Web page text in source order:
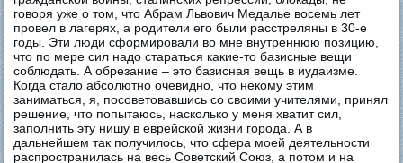
говоря уже о том, что Абрам Львович Медалье восемь лет
провел в лагерях, а родители его были расстреляны в 30-е
годы. Эти люди сформировали во мне внутреннюю позицию,
что по мере сил надо стараться какие-то базисные вещи
соблюдать. А обрезание – это базисная вещь в иудаизме.
Когда стало абсолютно очевидно, что некому этим
заниматься, я, посоветовавшись со своими учителями, принял
решение, что попытаюсь, насколько у меня хватит сил,
заполнить эту нишу в еврейской жизни города. А в
дальнейшем так получилось, что сфера моей деятельности
распространилась на весь Советский Союз, а потом и на